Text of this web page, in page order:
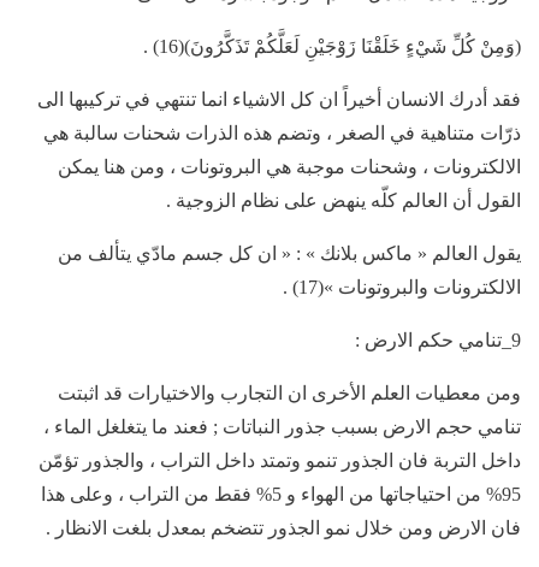
(وَمِنْ كُلِّ شَيْءٍ خَلَقْنَا زَوْجَيْنِ لَعَلَّكُمْ تَذَكَّرُونَ)(16) .
فقد أدرك الانسان أخيراً ان كل الاشياء انما تنتهي في تركيبها الى
ذرّات متناهية في الصغر ، وتضم هذه الذرات شحنات سالبة هي
الالكترونات ، وشحنات موجبة هي البروتونات ، ومن هنا يمكن
القول أن العالم كلّه ينهض على نظام الزوجية .
يقول العالم « ماكس بلانك » : « ان كل جسم مادّي يتألف من
الالكترونات والبروتونات »(17) .
9_تنامي حكم الارض :
ومن معطيات العلم الأخرى ان التجارب والاختيارات قد اثبتت
تنامي حجم الارض بسبب جذور النباتات ; فعند ما يتغلغل الماء ،
داخل التربة فان الجذور تنمو وتمتد داخل التراب ، والجذور تؤمّن
95% من احتياجاتها من الهواء و 5% فقط من التراب ، وعلى هذا
فان الارض ومن خلال نمو الجذور تتضخم بمعدل بلغت الانظار .